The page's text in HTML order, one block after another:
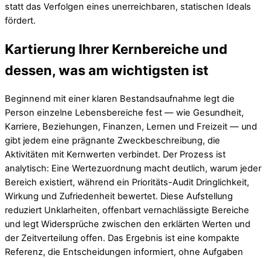
statt das Verfolgen eines unerreichbaren, statischen Ideals
fördert.
Kartierung Ihrer Kernbereiche und
dessen, was am wichtigsten ist
Beginnend mit einer klaren Bestandsaufnahme legt die
Person einzelne Lebensbereiche fest — wie Gesundheit,
Karriere, Beziehungen, Finanzen, Lernen und Freizeit — und
gibt jedem eine prägnante Zweckbeschreibung, die
Aktivitäten mit Kernwerten verbindet. Der Prozess ist
analytisch: Eine Wertezuordnung macht deutlich, warum jeder
Bereich existiert, während ein Prioritäts-Audit Dringlichkeit,
Wirkung und Zufriedenheit bewertet. Diese Aufstellung
reduziert Unklarheiten, offenbart vernachlässigte Bereiche
und legt Widersprüche zwischen den erklärten Werten und
der Zeitverteilung offen. Das Ergebnis ist eine kompakte
Referenz, die Entscheidungen informiert, ohne Aufgaben